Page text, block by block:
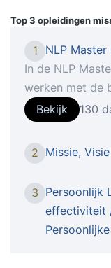
Top 3 opleidingen
1
NLP
In de NLP
werken met de
Logische
Identiteit en
Opleiding. In
Waar bij de
op de
Niveaus, daar
Bekijk 130
2 Missie,
3 Persoonlijk
effectiviteit